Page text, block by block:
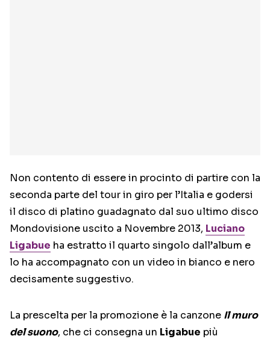
Non contento di essere in procinto di partire con la
seconda parte del tour in giro per l’Italia e godersi
il disco di platino guadagnato dal suo ultimo disco
Mondovisione uscito a Novembre 2013, Luciano
Ligabue ha estratto il quarto singolo dall’album e
lo ha accompagnato con un video in bianco e nero
decisamente suggestivo.
La prescelta per la promozione è la canzone Il muro
del suono, che ci consegna un Ligabue più